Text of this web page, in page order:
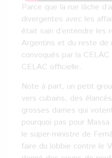
Parce que la rue lâche
divergentes avec les
était sain d’entendre les
Argentins et du reste de
convoqués par la
CELAC officielle.
Note à part, un petit
vers cubains, des
grosses dames qui
pourquoi pas pour
le super-ministre de
faire du lobbie contre le